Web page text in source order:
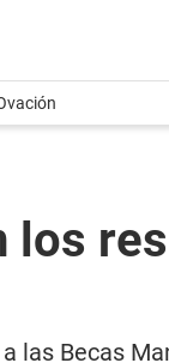
los
las Becas